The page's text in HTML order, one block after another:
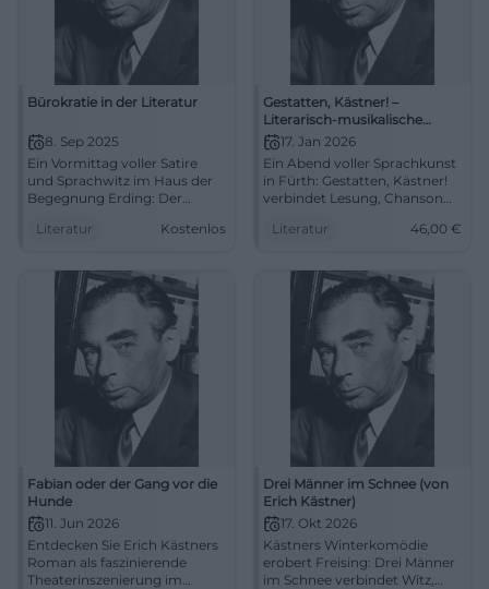
Bürokratie in der Literatur
8. Sep 2025
Ein Vormittag voller Satire
und Sprachwitz im Haus der
Begegnung Erding: Der
Bürokratie. 08.09.2025, 11 Uhr,
Literatur Kostenlos
Gestatten, Kästner! –
Literarisch-musikalische
Revue17. Jan 2026
Ein Abend voller Sprachkunst
in Fürth: Gestatten, Kästner!
verbindet Lesung, Chanson
19:30 Uhr, Preise 14–46 €.
erleben. #ErichKästner
Literatur 46,00 €
Fabian oder der Gang vor die
Hunde
11. Jun 2026
Entdecken Sie Erich Kästners
Roman als faszinierende
Theaterinszenierung im
Drei Männer im Schnee (von
Erich Kästner)
17. Okt 2026
Kästners Winterkomödie
erobert Freising: Drei Männer
im Schnee verbindet Witz,